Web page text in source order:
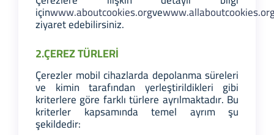
içinwww.aboutcookies.orgve
ziyaret edebilirsiniz.
2.ÇEREZ TÜRLERİ
Çerezler mobil cihazlarda depolanma süreleri
ve kimin tarafından yerleştirildikleri gibi
kriterlere göre farklı türlere ayrılmaktadır. Bu
kriterler kapsamında temel ayrım şu
şekildedir: